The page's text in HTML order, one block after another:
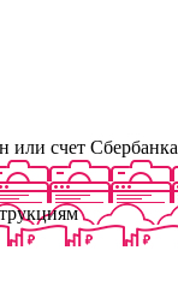
или счет Сбербанка